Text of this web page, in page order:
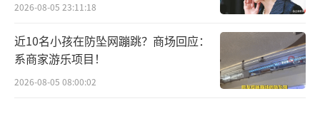
2026-08-05 23:11:18
近10名小孩在防坠网蹦跳？商场回应：
系商家游乐项目！
2026-08-05 08:00:02